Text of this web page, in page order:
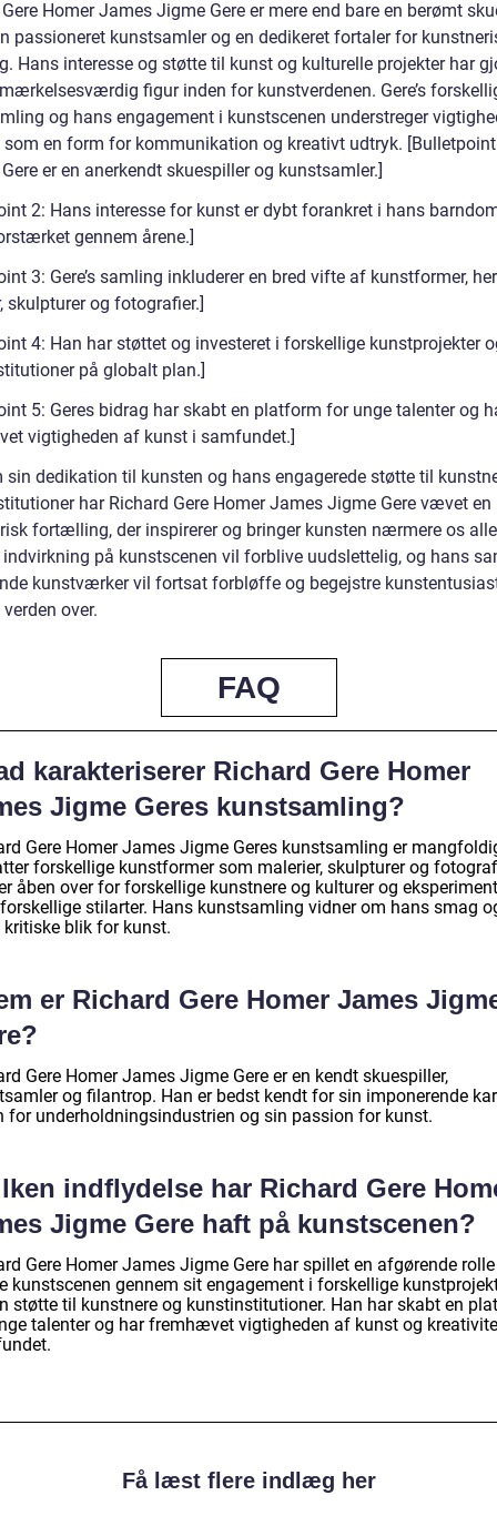
Homer James Jigme Gere er mere end bare en berømt
passioneret kunstsamler og en dedikeret fortaler for
Hans interesse og støtte til kunst og kulturelle projekter har
figur inden for kunstverdenen. Gere’s
og hans engagement i kunstscenen understreger
som en form for kommunikation og kreativt udtryk.
er en anerkendt skuespiller og kunstsamler.]
2: Hans interesse for kunst er dybt forankret i hans
gennem årene.]
3: Gere’s samling inkluderer en bred vifte af kunstformer,
skulpturer og fotografier.]
4: Han har støttet og investeret i forskellige kunstprojekter
på globalt plan.]
5: Geres bidrag har skabt en platform for unge talenter og
vigtigheden af kunst i samfundet.]
sin dedikation til kunsten og hans engagerede støtte til
har Richard Gere Homer James Jigme Gere vævet en
fortælling, der inspirerer og bringer kunsten nærmere os
indvirkning på kunstscenen vil forblive uudslettelig, og hans
kunstværker vil fortsat forbløffe og begejstre
over.
FAQ
karakteriserer Richard Gere Homer
Jigme Geres kunstsamling?
Gere Homer James Jigme Geres kunstsamling er
forskellige kunstformer som malerier, skulpturer og
åben over for forskellige kunstnere og kulturer og
stilarter. Hans kunstsamling vidner om hans smag
kritiske blik for kunst.
er Richard Gere Homer James
Gere Homer James Jigme Gere er en kendt skuespiller,
og filantrop. Han er bedst kendt for sin imponerende
for underholdningsindustrien og sin passion for kunst.
indflydelse har Richard Gere
Jigme Gere haft på kunstscenen?
Gere Homer James Jigme Gere har spillet en afgørende
kunstscenen gennem sit engagement i forskellige
støtte til kunstnere og kunstinstitutioner. Han har skabt en
talenter og har fremhævet vigtigheden af kunst og
Få læst flere indlæg her